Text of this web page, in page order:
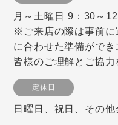
月～土曜日 9：30～
※ご来店の際は事前に
に合わせた準備ができ
皆様のご理解とご協力
定休日
日曜日、祝日、その他